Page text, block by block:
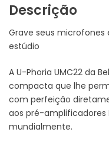
Descrição
Grave seus
estúdio
A U-Phoria UMC22 da
compacta que lhe
com perfeição
aos pré-amplificadores
mundialmente.